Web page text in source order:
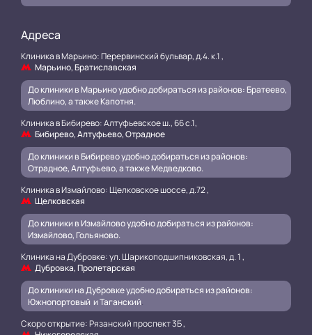
Адреса
Клиника в Марьино: Перервинский бульвар, д.4. к.1 ,
Марьино, Братиславская
До клиники в Марьино удобно добираться из районов: Братеево,
Люблино, а также Капотня.
Клиника в Бибирево: Алтуфьевское ш., 66 с.1,
Бибирево, Алтуфьево, Отрадное
До клиники в Бибирево удобно добираться из районов:
Отрадное, Алтуфьево, а также Медведково.
Клиника в Измайлово: Щелковское шоссе, д.72 ,
Щелковская
До клиники в Измайлово удобно добираться из районов:
Измайлово, Гольяново.
Клиника на Дубровке: ул. Шарикоподшипниковская, д. 1 ,
Дубровка, Пролетарская
До клиники на Дубровке удобно добираться из районов:
Южнопортовый и Таганский.
Скоро открытие: Рязанский проспект 3Б ,